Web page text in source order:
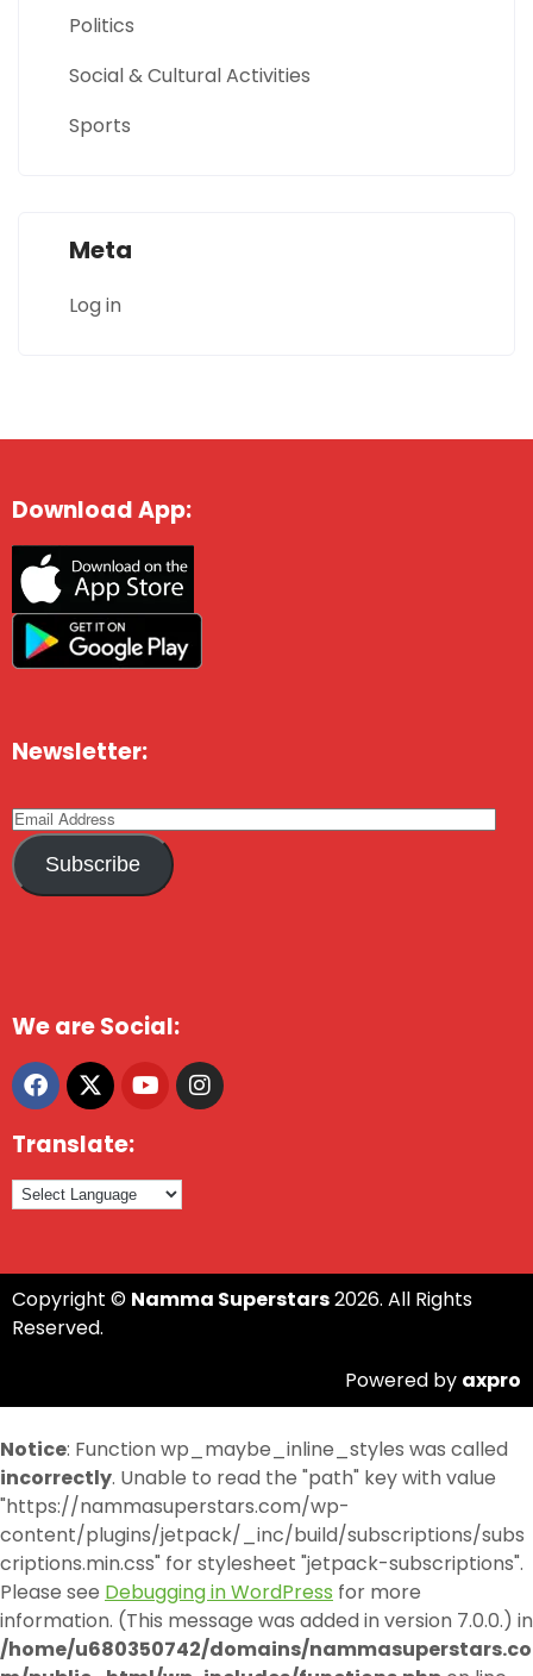
Politics
Social & Cultural Activities
Sports
Meta
Log in
Download App:
Newsletter:
Subscribe
We are Social:
Translate:
Copyright © Namma Superstars2026. All Rights
Reserved.
Powered by axpro
Notice: Function wp_maybe_inline_styles was called
incorrectly. Unable to read the "path" key with value
"https://nammasuperstars.com/wp-
content/plugins/jetpack/_inc/build/subscriptions/subs
criptions.min.css" for stylesheet "jetpack-subscriptions".
Please see Debugging in WordPress for more
information. (This message was added in version 7.0.0.) in
/home/u680350742/domains/nammasuperstars.co